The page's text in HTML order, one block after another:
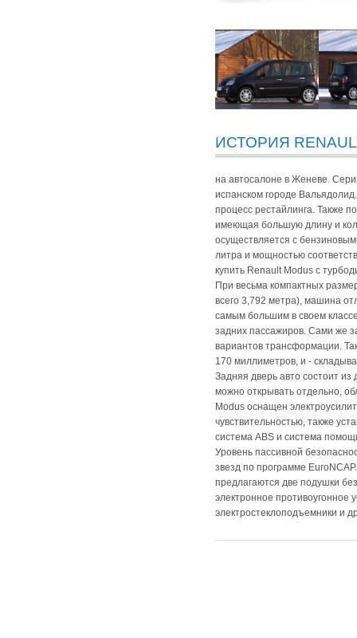
ИСТОРИЯ
на автосалоне в Женеве.
испанском городе
процесс рестайлинга. Также
имеющая большую длину и
осуществляется с
литра и мощностью
купить Renault Modus с
При весьма компактных
всего 3,792 метра), машина
самым большим в своем
задних пассажиров. Сами же
вариантов трансформации.
170 миллиметров, и -
Задняя дверь авто состоит
можно открывать отдельно,
Modus оснащен
чувствительностью, также
система ABS и система
Уровень пассивной
звезд по программе
предлагаются две подушки
электронное противоугонное
электростеклоподъемники и